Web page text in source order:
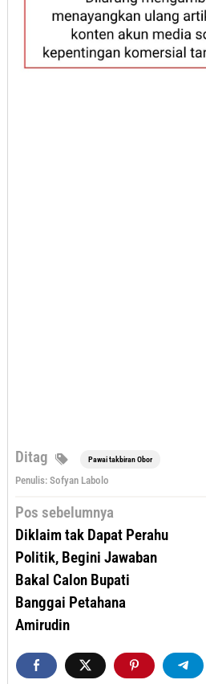
Ditag Pawai takbiran Obor
Penulis: Sofyan Labolo
Navigasi
Pos sebelumnya
Diklaim tak Dapat Perahu
Politik, Begini Jawaban
Bakal Calon Bupati
Banggai Petahana
Amirudin